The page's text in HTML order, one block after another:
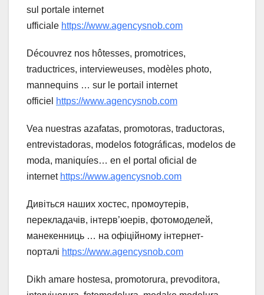
sul portale internet
ufficiale https://www.agencysnob.com
Découvrez nos hôtesses, promotrices,
traductrices, intervieweuses, modèles photo,
mannequins … sur le portail internet
officiel https://www.agencysnob.com
Vea nuestras azafatas, promotoras, traductoras,
entrevistadoras, modelos fotográficas, modelos de
moda, maniquíes… en el portal oficial de
internet https://www.agencysnob.com
Дивіться наших хостес, промоутерів,
перекладачів, інтерв’юерів, фотомоделей,
манекенниць … на офіційному інтернет-
порталі https://www.agencysnob.com
Dikh amare hostesa, promotorura, prevoditora,